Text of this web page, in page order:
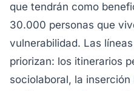
que tendrán como
30.000 personas que
vulnerabilidad. Las
priorizan: los itinerarios
sociolaboral, la